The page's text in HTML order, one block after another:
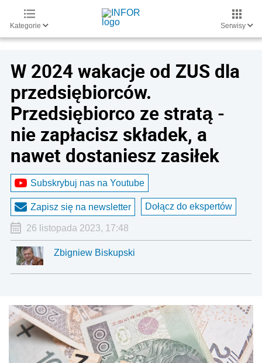
Kategorie Serwisy
W 2024 wakacje od ZUS dla
przedsiębiorców.
Przedsiębiorco ze stratą -
nie zapłacisz składek, a
nawet dostaniesz zasiłek
Subskrybuj nas na Youtube
Zapisz się na newsletter Dołącz do ekspertów
26 listopada 2023, 17:48
Zbigniew Biskupski